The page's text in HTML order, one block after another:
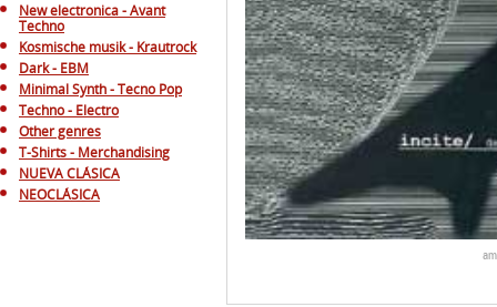
New electronica - Avant
Techno
Kosmische musik - Krautrock
Dark - EBM
Minimal Synth - Tecno Pop
Techno - Electro
Other genres
T-Shirts - Merchandising
NUEVA CLÁSICA
NEOCLÁSICA